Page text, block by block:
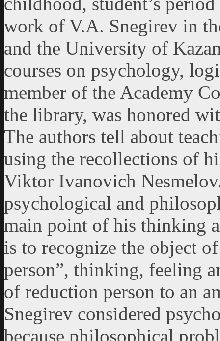
work of V.A. Snegirev in
and the University of
courses on psychology,
member of the Academy
the library, was honored
The authors tell about
using the recollections of
Viktor Ivanovich
psychological and
main point of his thinking
is to recognize the object
person”, thinking, feeling
of reduction person to an
Snegirev considered
because philosophical